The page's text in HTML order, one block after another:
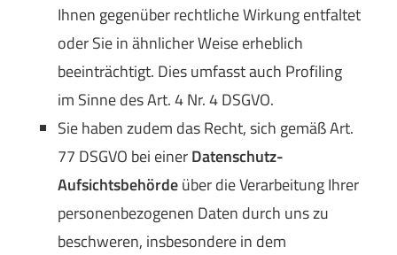
Ihnen gegenüber rechtliche Wirkung entfaltet
oder Sie in ähnlicher Weise erheblich
beeinträchtigt. Dies umfasst auch Profiling
im Sinne des Art. 4 Nr. 4 DSGVO.
Sie haben zudem das Recht, sich gemäß Art.
77 DSGVO bei einerDatenschutz-
Aufsichtsbehördeüber die Verarbeitung Ihrer
personenbezogenen Daten durch uns zu
beschweren, insbesondere in dem